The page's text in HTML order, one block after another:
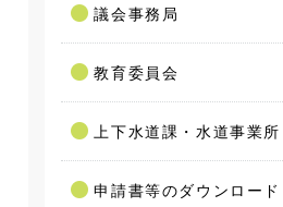
議会事務局
教育委員会
上下水道課・水道事業所
申請書等のダウンロード